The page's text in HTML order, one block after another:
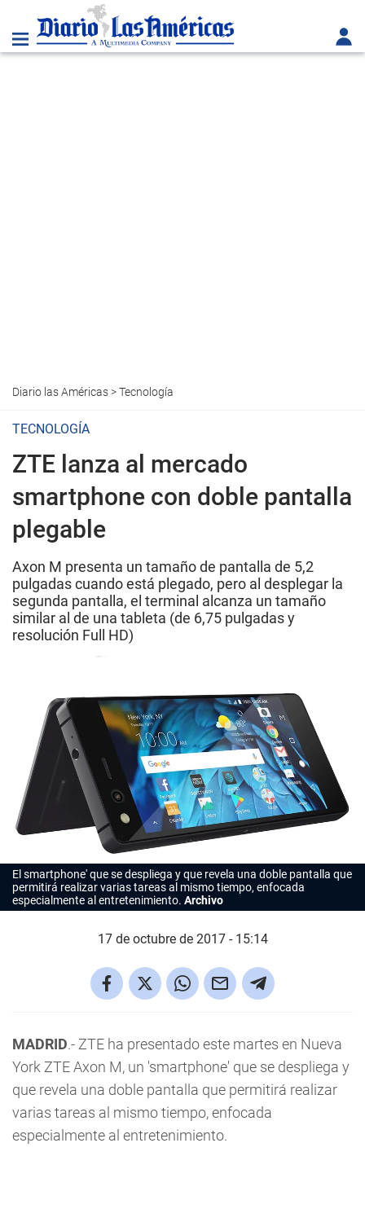
Diario las Américas>Tecnología
TECNOLOGÍA
ZTE lanza al mercado
smartphone con doble pantalla
plegable
Axon M presenta un tamaño de pantalla de 5,2
pulgadas cuando está plegado, pero al desplegar la
segunda pantalla, el terminal alcanza un tamaño
similar al de una tableta (de 6,75 pulgadas y
resolución Full HD)
El smartphone' que se despliega y que revela una doble pantalla que
permitirá realizar varias tareas al mismo tiempo, enfocada
especialmente al entretenimiento. Archivo
17 de octubre de 2017 - 15:14
MADRID.- ZTE ha presentado este martes en Nueva
York ZTE Axon M, un 'smartphone' que se despliega y
que revela una doble pantalla que permitirá realizar
varias tareas al mismo tiempo, enfocada
especialmente al entretenimiento.